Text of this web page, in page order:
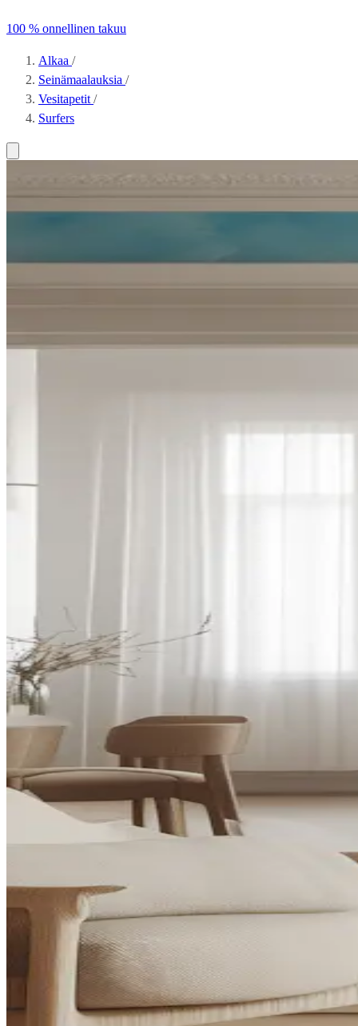
100 % onnellinen takuu
Alkaa /
Seinämaalauksia /
Vesitapetit /
Surfers